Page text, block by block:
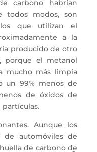
carbono habrían
todos modos, son
que utilizan el
a la
producido de otro
porque el metanol
mucho más limpia
un 99% menos de
de óxidos de
partículas.
Aunque los
de automóviles de
de carbono de